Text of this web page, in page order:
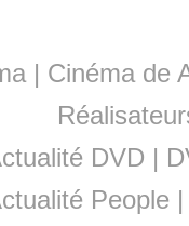
| Cinéma de
DVD |
People